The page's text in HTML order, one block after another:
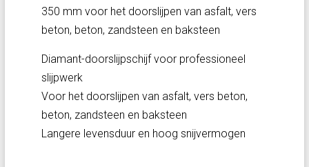
350 mm voor het doorslijpen van asfalt, vers
beton, beton, zandsteen en baksteen
Diamant-doorslijpschijf voor professioneel
slijpwerk
Voor het doorslijpen van asfalt, vers beton,
beton, zandsteen en baksteen
Langere levensduur en hoog snijvermogen